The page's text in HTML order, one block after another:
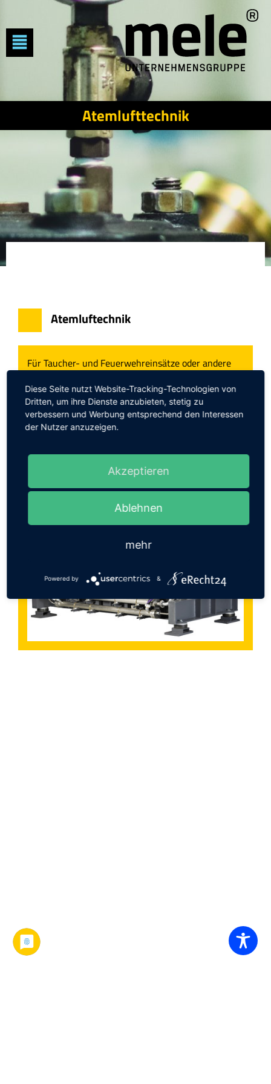
Atemlufttechnik
Atemluftechnik
Für Taucher- und Feuerwehreinsätze oder andere
hochwertige Atemluftkompressoren unabdingbar.
Sie stellen die Verfügbarkeit sauberer Atemluft
sicher. Die konsequente Einhaltung internationaler
Atemluftkompressoren wird mit einer Zertifizierung
Diese Seite nutzt Website-Tracking-Technologien von
Dritten, um ihre Dienste anzubieten, stetig zu
verbessern und Werbung entsprechend den Interessen
der Nutzer anzuzeigen.
Akzeptieren
Ablehnen
mehr
Powered by &